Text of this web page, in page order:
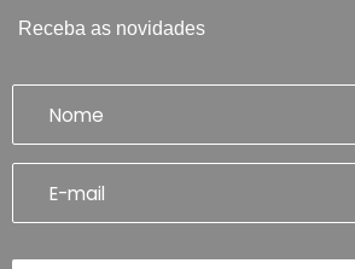
Receba as novidades